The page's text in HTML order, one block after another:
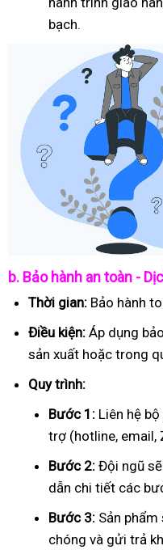
bạch.
b. Bảo hành an toàn -
Thời gian: Bảo hành
Điều kiện: Áp dụng
sản xuất hoặc trong
Quy trình:
Bước 1: Liên hệ
trợ (hotline, email,
Bước 2: Đội ngũ
dẫn chi tiết các
Bước 3: Sản
chóng và gửi trả